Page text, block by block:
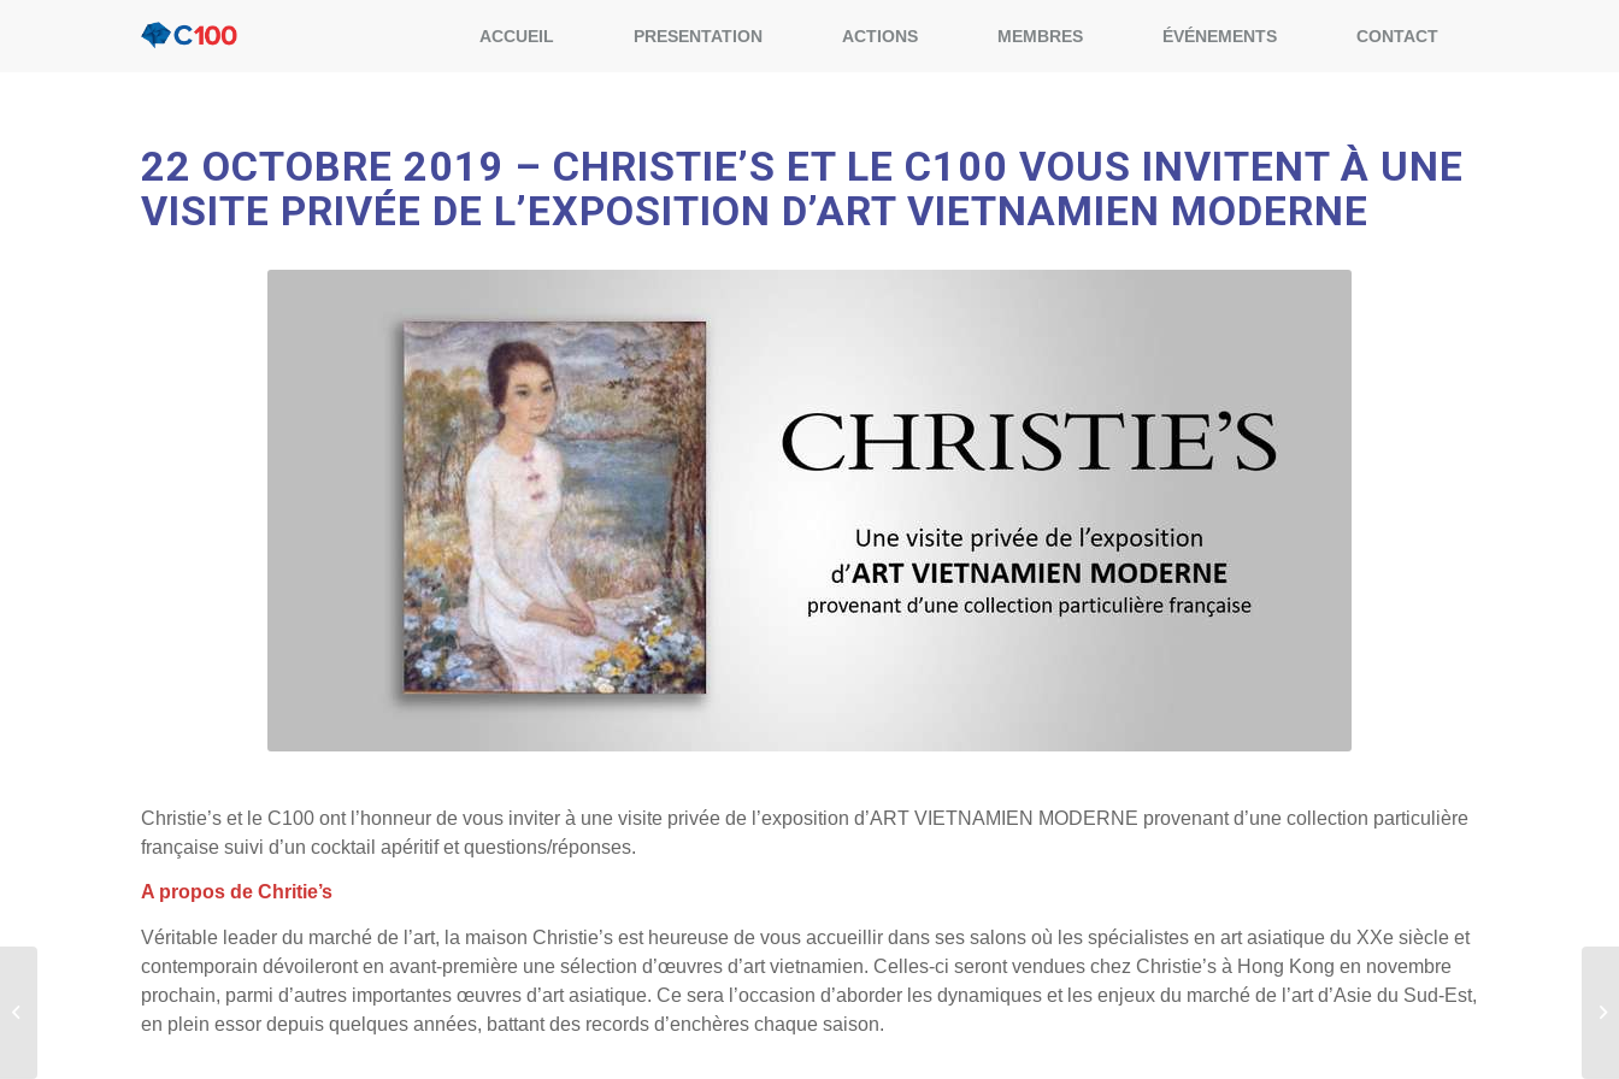
ACCUEIL PRESENTATION ACTIONS MEMBRES ÉVÉNEMENTS CONTACT
22 OCTOBRE 2019 – CHRISTIE’S ET LE C100 VOUS INVITENT À UNE
VISITE PRIVÉE DE L’EXPOSITION D’ART VIETNAMIEN MODERNE
Christie’s et le C100 ont l’honneur de vous inviter à une visite privée de l’exposition d’ART VIETNAMIEN MODERNE provenant d’une collection particulière
française suivi d’un cocktail apéritif et questions/réponses.
A propos de Chritie’s
Véritable leader du marché de l’art, la maison Christie’s est heureuse de vous accueillir dans ses salons où les spécialistes en art asiatique du XXe siècle et
contemporain dévoileront en avant-première une sélection d’œuvres d’art vietnamien. Celles-ci seront vendues chez Christie’s à Hong Kong en novembre
prochain, parmi d’autres importantes œuvres d’art asiatique. Ce sera l’occasion d’aborder les dynamiques et les enjeux du marché de l’art d’Asie du Sud-Est,
en plein essor depuis quelques années, battant des records d’enchères chaque saison.
C100 – 19 septembre
2019 – Dîner avec Fleur